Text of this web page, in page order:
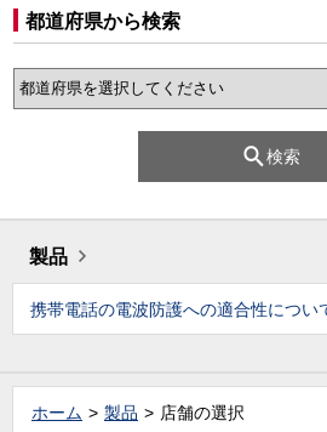
都道府県から検索
検索
製品
携帯電話の電波防護への適合性につい
ホーム 製品 店舗の選択